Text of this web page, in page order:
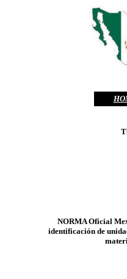
NORMA Oficial
identificación de